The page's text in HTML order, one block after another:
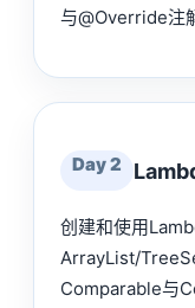
与@Override注
Day 2
创建和使用
ArrayList/
Comparable与